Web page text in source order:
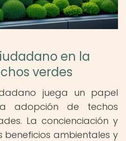
en la
verdes
juega un papel
adopción de techos
La concienciación y
beneficios ambientales y